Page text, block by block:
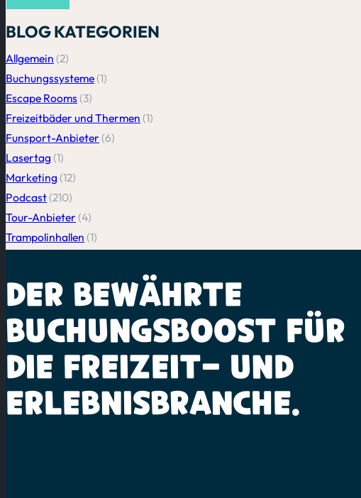
BLOG KATEGORIEN
Allgemein (2)
Buchungssysteme (1)
Escape Rooms (3)
Freizeitbäder und Thermen (1)
Funsport-Anbieter (6)
Lasertag (1)
Marketing (12)
Podcast (210)
Tour-Anbieter (4)
Trampolinhallen (1)
DER BEWÄHRTE
BUCHUNGSBOOST FÜR
DIE FREIZEIT- UND
ERLEBNISBRANCHE.